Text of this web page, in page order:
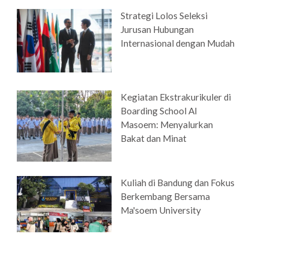
Strategi Lolos Seleksi
Jurusan Hubungan
Internasional dengan Mudah
Kegiatan Ekstrakurikuler di
Boarding School Al
Masoem: Menyalurkan
Bakat dan Minat
Kuliah di Bandung dan Fokus
Berkembang Bersama
Ma'soem University